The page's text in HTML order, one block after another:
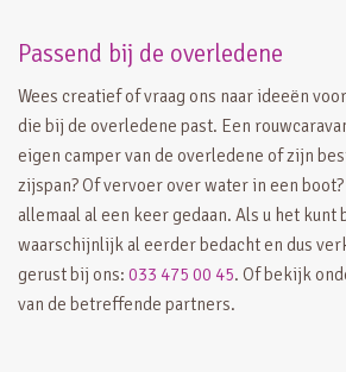
Passend bij de overledene
Wees creatief of vraag ons naar ideeën
die bij de overledene past. Een
eigen camper van de overledene of zijn
zijspan? Of vervoer over water in een
allemaal al een keer gedaan. Als u het kunt
waarschijnlijk al eerder bedacht en dus
gerust bij ons: 033 475 00 45. Of bekijk
van de betreffende partners.